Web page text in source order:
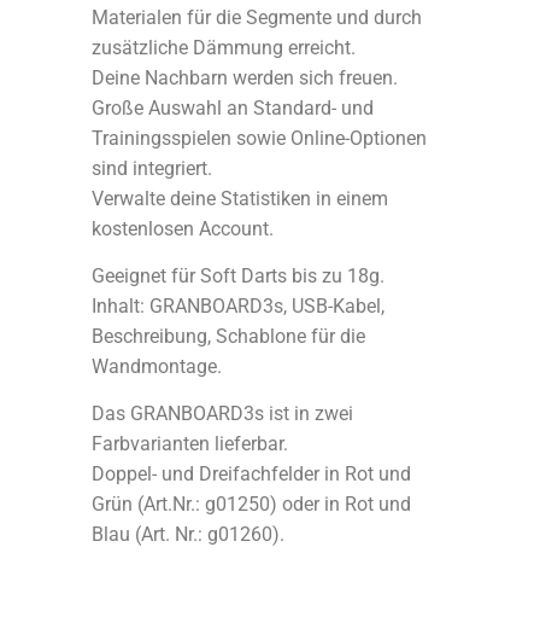
Materialen für die Segmente und durch
zusätzliche Dämmung erreicht.
Deine Nachbarn werden sich freuen.
Große Auswahl an Standard- und
Trainingsspielen sowie Online-Optionen
sind integriert.
Verwalte deine Statistiken in einem
kostenlosen Account.
Geeignet für Soft Darts bis zu 18g.
Inhalt: GRANBOARD3s, USB-Kabel,
Beschreibung, Schablone für die
Wandmontage.
Das GRANBOARD3s ist in zwei
Farbvarianten lieferbar.
Doppel- und Dreifachfelder in Rot und
Grün (Art.Nr.: g01250) oder in Rot und
Blau (Art. Nr.: g01260).